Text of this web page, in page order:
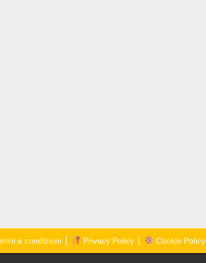
e condizioni Privacy Policy Cookie Policy